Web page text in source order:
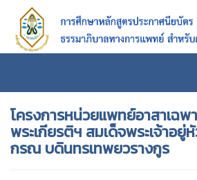
โครงการหน่วยแพทย์อาสาเฉพ
พระเกียรติฯ สมเด็จพระเจ้าอยู่
กรณ บดินทรเทพยวรางกูร